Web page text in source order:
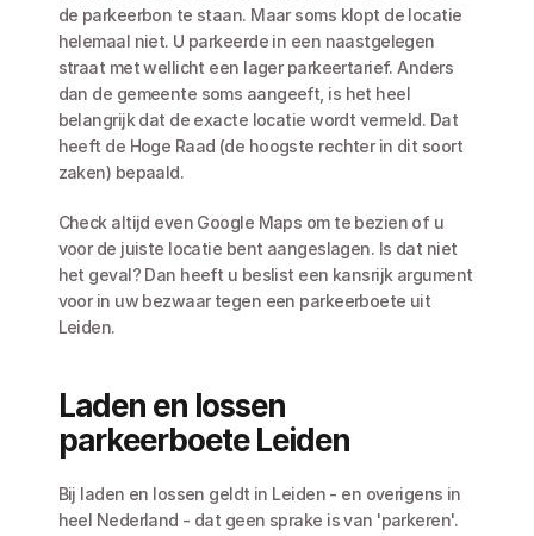
de parkeerbon te staan. Maar soms klopt de locatie
helemaal niet. U parkeerde in een naastgelegen
straat met wellicht een lager parkeertarief. Anders
dan de gemeente soms aangeeft, is het heel
belangrijk dat de exacte locatie wordt vermeld. Dat
heeft de Hoge Raad (de hoogste rechter in dit soort
zaken) bepaald.
Check altijd even Google Maps om te bezien of u
voor de juiste locatie bent aangeslagen. Is dat niet
het geval? Dan heeft u beslist een kansrijk argument
voor in uw bezwaar tegen een parkeerboete uit
Leiden.
Laden en lossen
parkeerboete Leiden
Bij laden en lossen geldt in Leiden - en overigens in
heel Nederland - dat geen sprake is van 'parkeren'.